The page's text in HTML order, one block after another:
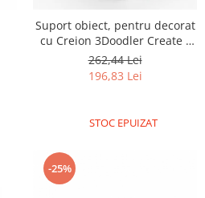
Suport obiect, pentru decorat
cu Creion 3Doodler Create -
include filamente
262,44 Lei
196,83 Lei
STOC EPUIZAT
-25%